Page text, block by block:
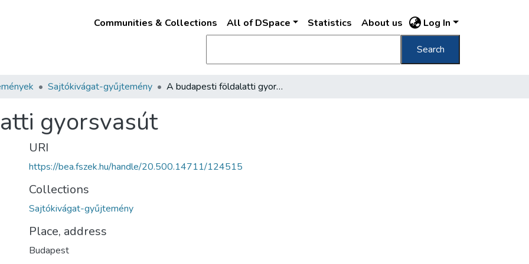
Communities & Collections All of DSpace Statistics About us Log In
Search
Sajtókivágat-gyűjtemény A budapesti földalatti gyorsvasút
gyorsvasút
URI
https://bea.fszek.hu/handle/20.500.14711/124515
Collections
Sajtókivágat-gyűjtemény
Place, address
Budapest